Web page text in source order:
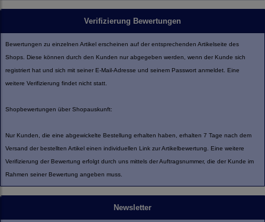
Verifizierung Bewertungen
Bewertungen zu einzelnen Artikel erscheinen auf der entsprechenden Artikelseite des
Shops. Diese können durch den Kunden nur abgegeben werden, wenn der Kunde sich
registriert hat und sich mit seiner E-Mail-Adresse und seinem Passwort anmeldet. Eine
weitere Verifizierung findet nicht statt.
Shopbewertungen über Shopauskunft:
Nur Kunden, die eine abgewickelte Bestellung erhalten haben, erhalten 7 Tage nach dem
Versand der bestellten Artikel einen individuellen Link zur Artikelbewertung. Eine weitere
Verifizierung der Bewertung erfolgt durch uns mittels der Auftragsnummer, die der Kunde im
Rahmen seiner Bewertung angeben muss.
Newsletter